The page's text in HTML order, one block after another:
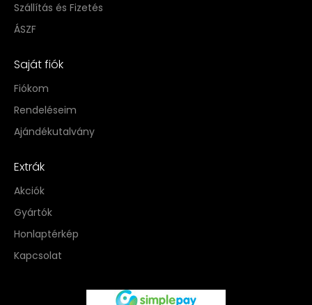
Szállítás és Fizetés
ÁSZF
Saját fiók
Fiókom
Rendeléseim
Ajándékutalvány
Extrák
Akciók
Gyártók
Honlaptérkép
Kapcsolat